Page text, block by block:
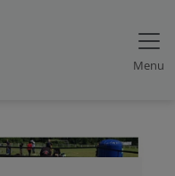
Menu